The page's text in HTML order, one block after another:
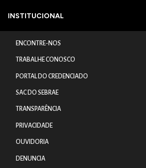
INSTITUCIONAL
ENCONTRE-NOS
TRABALHE CONOSCO
PORTAL DO CREDENCIADO
SAC DO SEBRAE
TRANSPARÊNCIA
PRIVACIDADE
OUVIDORIA
DENUNCIA